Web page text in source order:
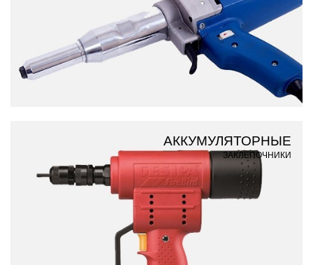
АККУМУЛЯТОРНЫЕ
ЗАКЛЕПОЧНИКИ